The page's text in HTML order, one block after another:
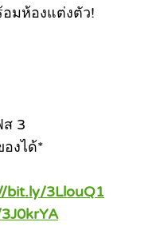
มห้องแต่งตัว!
ส 3
องได้*
bit.ly/3LlouQ1